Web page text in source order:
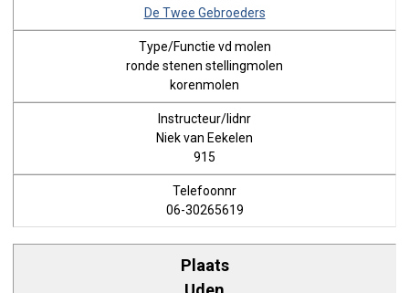
De Twee Gebroeders
ronde stenen stellingmolen
korenmolen
Niek van Eekelen
915
06-30265619